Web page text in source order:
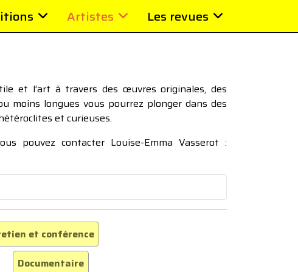
Artistes Les revues
et l’art à travers des œuvres originales, des
moins longues vous pourrez plonger dans des
et curieuses.
pouvez contacter Louise-Emma Vasserot :
et conférence
Documentaire